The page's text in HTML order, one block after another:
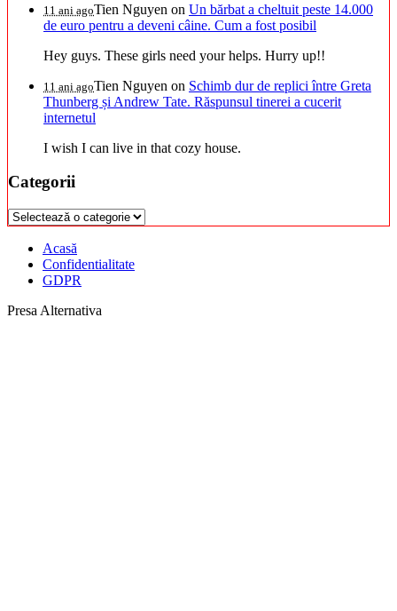
11 ani agoTien Nguyen on Un bărbat a cheltuit peste 14.000
de euro pentru a deveni câine. Cum a fost posibil
Hey guys. These girls need your helps. Hurry up!!
11 ani agoTien Nguyen on Schimb dur de replici între Greta
Thunberg și Andrew Tate. Răspunsul tinerei a cucerit
internetul
I wish I can live in that cozy house.
Categorii
Categorii
Acasă
Confidentialitate
GDPR
Presa Alternativa